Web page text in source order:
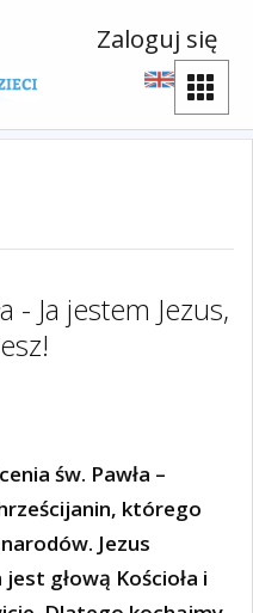
Zaloguj się
- Ja jestem Jezus,
św. Pawła –
którego
Jezus
głową Kościoła i